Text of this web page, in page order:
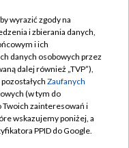
wyrazić zgody na
i zbierania danych,
i ich
danych osobowych przez
dalej również „TVP”),
Zaufanych
(w tym do
zainteresowań i
wskazujemy poniżej, a
PPID do Google.